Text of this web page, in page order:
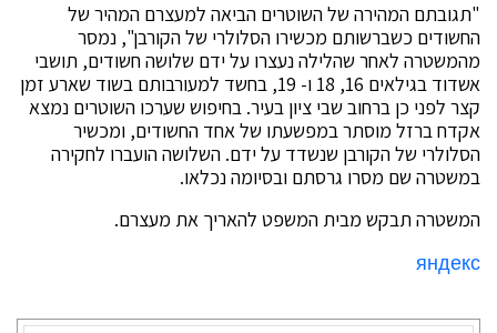
"תגובתם המהירה של השוטרים הביאה למעצרם המהיר של
החשודים כשברשותם מכשירו הסלולרי של הקורבן", נמסר
מהמשטרה לאחר שהלילה נעצרו על ידם שלושה חשודים, תושבי
אשדוד בגילאים 16, 18 ו- 19, בחשד למעורבותם בשוד שארע זמן
קצר לפני כן ברחוב שבי ציון בעיר. בחיפוש שערכו השוטרים נמצא
אקדח ברזל מוסתר במפשעתו של אחד החשודים, ומכשיר
הסלולרי של הקורבן שנשדד על ידם. השלושה הועברו לחקירה
במשטרה שם מסרו גרסתם ובסיומה נכלאו.
המשטרה תבקש מבית המשפט להאריך את מעצרם.
яндекс